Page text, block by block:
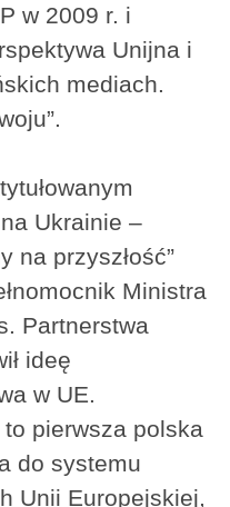
w 2009 r. i
Unijna i
mediach.
Ukrainie –
na przyszłość”
Ministra
Partnerstwa
ideę
w UE.
pierwsza polska
do systemu
Unii Europejskiej,